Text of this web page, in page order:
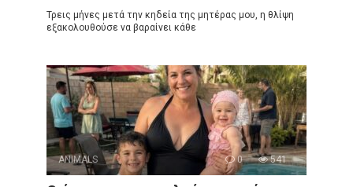
Τρεις μήνες μετά την κηδεία της μητέρας μου, η θλίψη
εξακολουθούσε να βαραίνει κάθε
ANIMALS 0 541